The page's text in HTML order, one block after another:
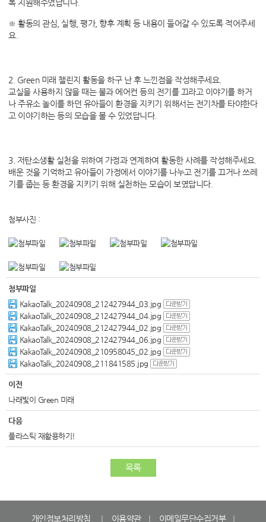
록 지원해주었답니다.
※ 활동의 관심, 실행, 평가, 향후 계획 등 내용이 들어갈 수 있도록 적어주세
요.
2. Green 미래 챌린지 활동을 하구 난 후 느낀점을 작성해주세요.
교실을 사용하지 않을 때는 불과 에어컨 등의 전기를 끄라고 이야기를 하거
나 주유소 놀이를 하던 유아들이 환경을 지키기 위해서는 전기차를 타야한다
고 이야기하는 등의 모습을 볼 수 있었답니다.
3. 저탄소생활 실천을 위하여 가정과 연계하여 활동한 사례를 작성해주세요.
배운 것을 기억하고 유아들이 가정에서 이야기를 나누고 전기를 끄거나 쓰레
기를 줍는 등 환경을 지키기 위해 실천하는 모습이 보였답니다.
첨부사진 :
첨부파일
KakaoTalk_20240908_212427944_03.jpg
KakaoTalk_20240908_212427944_04.jpg
KakaoTalk_20240908_212427944_02.jpg
KakaoTalk_20240908_212427944_06.jpg
KakaoTalk_20240908_210958045_02.jpg
KakaoTalk_20240908_211841585.jpg
이전
나래빛이 Green 미래
다음
플라스틱 재활용하기!
목록
개인정보처리방침 이용약관 이메일무단수집거부